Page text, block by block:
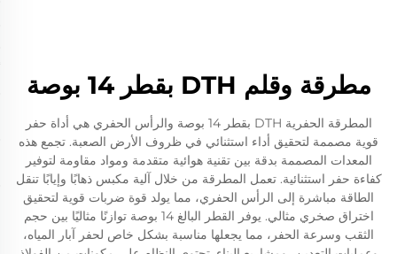
مطرقة وقلم DTH بقطر 14 بوصة
المطرقة الحفرية DTH بقطر 14 بوصة والرأس الحفري هي أداة حفر
قوية مصممة لتحقيق أداء استثنائي في ظروف الأرض الصعبة. تجمع هذه
المعدات المصممة بدقة بين تقنية هوائية متقدمة ومواد مقاومة لتوفير
كفاءة حفر استثنائية. تعمل المطرقة من خلال آلية مكبس ذهابًا وإيابًا تنقل
الطاقة مباشرة إلى الرأس الحفري، مما يولد قوة ضربات قوية لتحقيق
اختراق صخري مثالي. يوفر القطر البالغ 14 بوصة توازنًا مثاليًا بين حجم
الثقب وسرعة الحفر، مما يجعلها مناسبة بشكل خاص لحفر آبار المياه،